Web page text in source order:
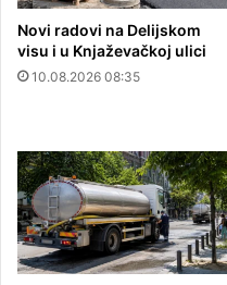
Novi radovi na Delijskom
visu i u Knjaževačkoj ulici
10.08.2026 08:35